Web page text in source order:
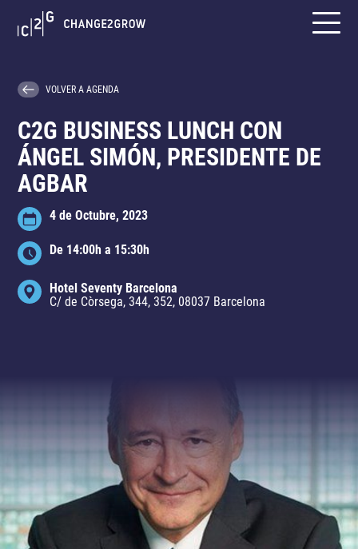
VOLVER A AGENDA
C2G BUSINESS LUNCH CON
ÁNGEL SIMÓN, PRESIDENTE DE
AGBAR
4 de Octubre, 2023
De 14:00h a 15:30h
Hotel Seventy Barcelona
C/ de Còrsega, 344, 352, 08037 Barcelona